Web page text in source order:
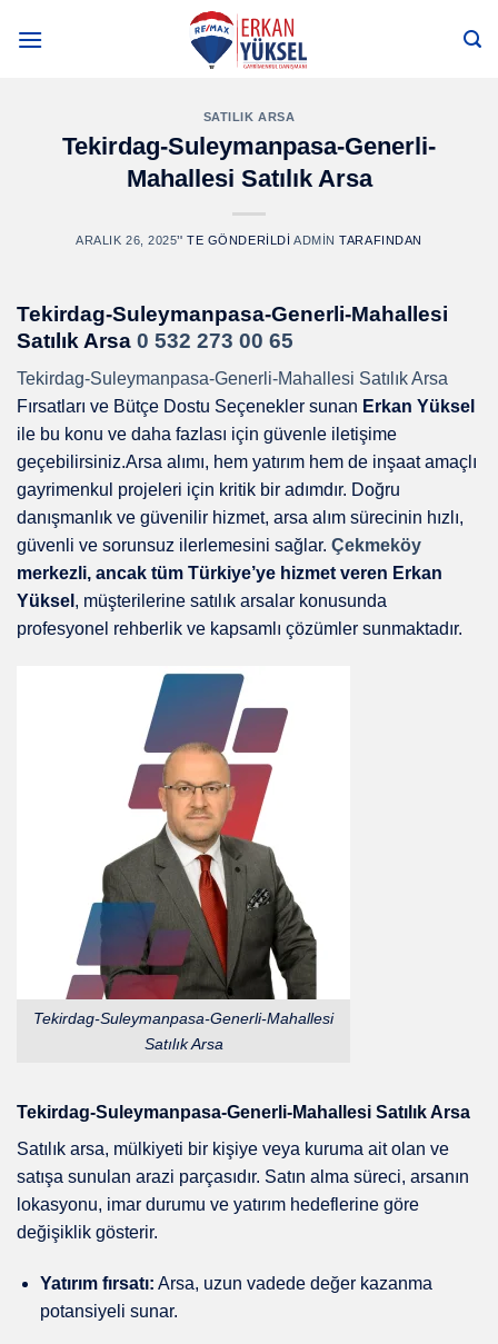
SATILIK ARSA
Tekirdag-Suleymanpasa-Generli-
Mahallesi Satılık Arsa
ARALIK 26, 2025’' TE GÖNDERILDI ADMIN TARAFINDAN
Tekirdag-Suleymanpasa-Generli-Mahallesi
Satılık Arsa 0 532 273 00 65
Tekirdag-Suleymanpasa-Generli-Mahallesi Satılık Arsa
Fırsatları ve Bütçe Dostu Seçenekler sunan Erkan Yüksel
ile bu konu ve daha fazlası için güvenle iletişime
geçebilirsiniz.Arsa alımı, hem yatırım hem de inşaat amaçlı
gayrimenkul projeleri için kritik bir adımdır. Doğru
danışmanlık ve güvenilir hizmet, arsa alım sürecinin hızlı,
güvenli ve sorunsuz ilerlemesini sağlar. Çekmeköy
merkezli, ancak tüm Türkiye’ye hizmet veren Erkan
Yüksel , müşterilerine satılık arsalar konusunda
profesyonel rehberlik ve kapsamlı çözümler sunmaktadır.
Tekirdag-Suleymanpasa-Generli-Mahallesi
Satılık Arsa
Tekirdag-Suleymanpasa-Generli-Mahallesi Satılık Arsa
Satılık arsa, mülkiyeti bir kişiye veya kuruma ait olan ve
satışa sunulan arazi parçasıdır. Satın alma süreci, arsanın
lokasyonu, imar durumu ve yatırım hedeflerine göre
değişiklik gösterir.
Yatırım fırsatı: Arsa, uzun vadede değer kazanma
potansiyeli sunar.